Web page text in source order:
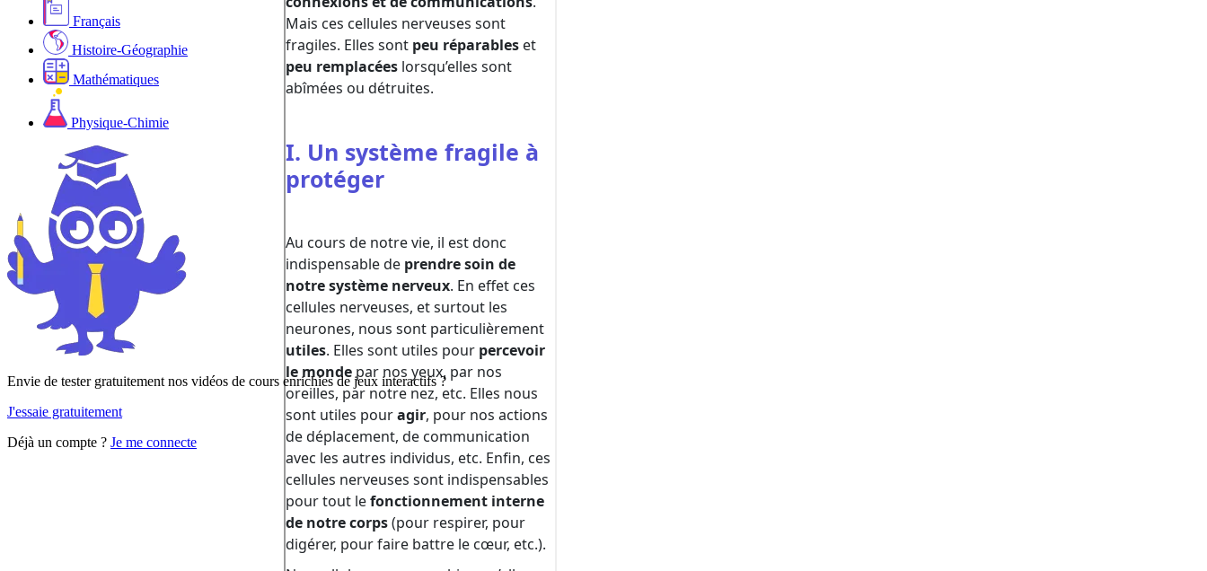
Français
Histoire-Géographie
Mathématiques
Physique-Chimie
Envie de tester gratuitement nos vidéos de cours enrichies de jeux interactifs ?
J'essaie gratuitement
Déjà un compte ? Je me connecte